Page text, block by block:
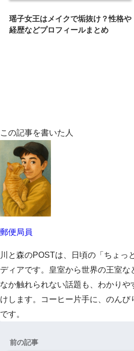
瑶子女王はメイクで垢抜け？性格や
経歴などプロフィールまとめ
この記事を書いた人
郵便局員
川と森のPOSTは、日頃の「ちょっ
ディアです。皇室から世界の王室
なか触れられない話題も、わかり
けします。コーヒー片手に、のん
です。
前の記事